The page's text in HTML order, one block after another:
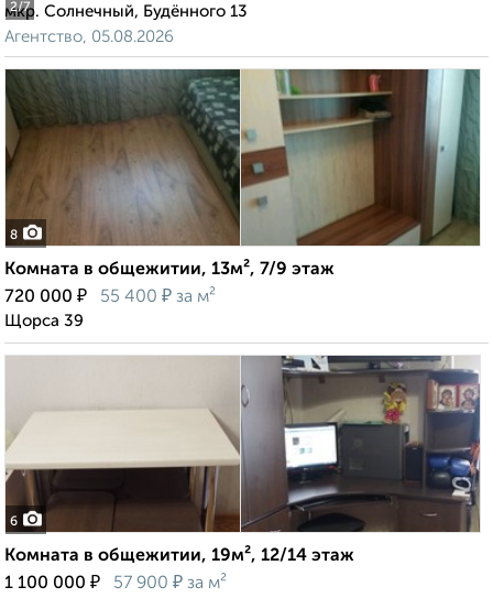
2/7
мкр. Солнечный, Будённого 13
Агентство, 05.08.2026
8
Комната в общежитии, 13м², 7/9 этаж
720 000 ₽ 55 400 ₽ за м²
Щорса 39
6
Комната в общежитии, 19м², 12/14 этаж
1 100 000 ₽ 57 900 ₽ за м²